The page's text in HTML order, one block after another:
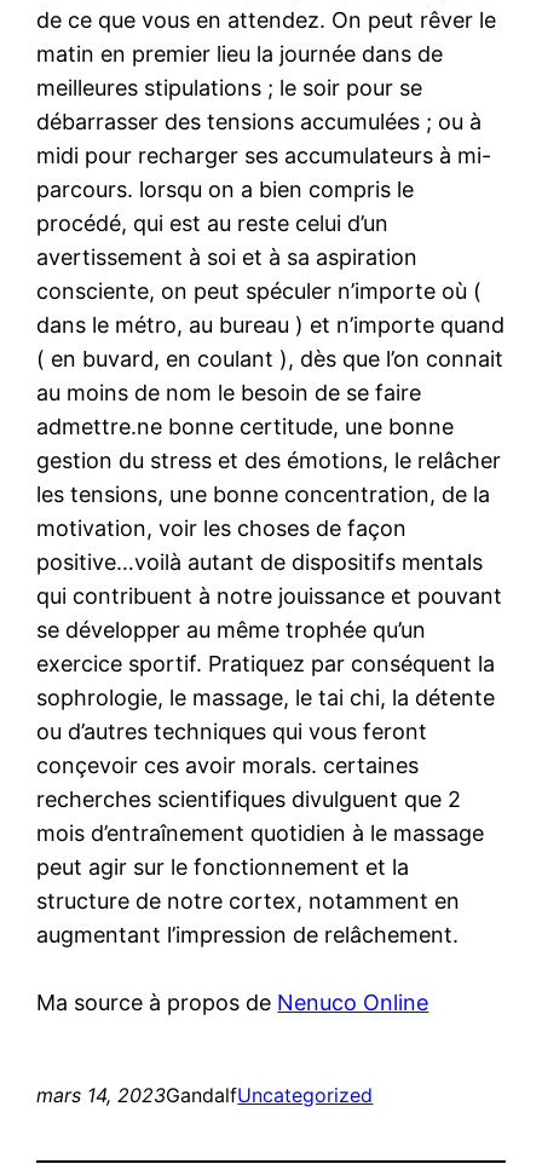
de ce que vous en attendez. On peut rêver le
matin en premier lieu la journée dans de
meilleures stipulations ; le soir pour se
débarrasser des tensions accumulées ; ou à
midi pour recharger ses accumulateurs à mi-
parcours. lorsqu on a bien compris le
procédé, qui est au reste celui d’un
avertissement à soi et à sa aspiration
consciente, on peut spéculer n’importe où (
dans le métro, au bureau ) et n’importe quand
( en buvard, en coulant ), dès que l’on connait
au moins de nom le besoin de se faire
admettre.ne bonne certitude, une bonne
gestion du stress et des émotions, le relâcher
les tensions, une bonne concentration, de la
motivation, voir les choses de façon
positive…voilà autant de dispositifs mentals
qui contribuent à notre jouissance et pouvant
se développer au même trophée qu’un
exercice sportif. Pratiquez par conséquent la
sophrologie, le massage, le tai chi, la détente
ou d’autres techniques qui vous feront
conçevoir ces avoir morals. certaines
recherches scientifiques divulguent que 2
mois d’entraînement quotidien à le massage
peut agir sur le fonctionnement et la
structure de notre cortex, notamment en
augmentant l’impression de relâchement.
Ma source à propos de Nenuco Online
mars 14, 2023GandalfUncategorized